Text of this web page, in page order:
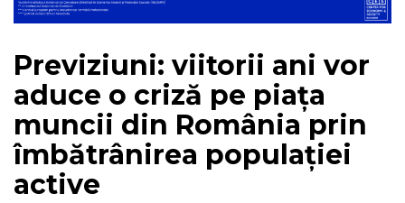
Previziuni: viitorii ani vor
aduce o criză pe piața
muncii din România prin
îmbătrânirea populației
active